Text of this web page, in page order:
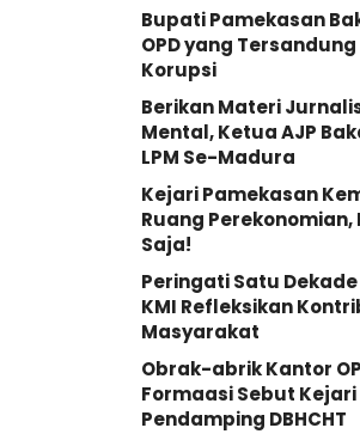
Bupati Pamekasan
OPD yang
Korupsi
Berikan Materi
Mental, Ketua AJP
LPM Se-Madura
Kejari Pamekasan
Ruang Perekonomian,
Saja!
Peringati Satu
KMI Refleksikan
Masyarakat
Obrak-abrik Kantor
Formaasi Sebut
Pendamping DBHCHT